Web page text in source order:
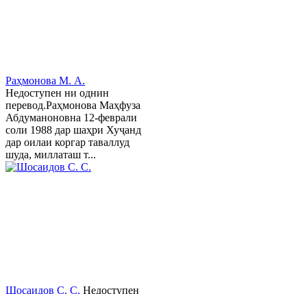
Раҳмонова М. А.
Недоступен ни однин
перевод.Раҳмонова Маҳфуза
Абдуманоновна 12-феврали
соли 1988 дар шаҳри Хуҷанд
дар оилаи коргар таваллуд
шуда, миллаташ т...
Шосаидов С. С. Недоступен